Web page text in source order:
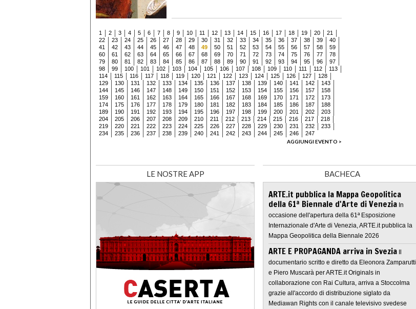
1 2 3 4 5 6 7 8 9 10 11 12 13 14 15 16 17 18 19 20
21
22
23 24 25 26 27 28 29 30 31 32 33 34 35 36 37 38 39
40
41
42 43 44 45 46 47 48 49 50 51 52 53 54 55 56 57 58
59
60
61 62 63 64 65 66 67 68 69 70 71 72 73 74 75 76 77
78
79
80 81 82 83 84 85 86 87 88 89 90 91 92 93 94 95 96
97
98
99 100 101 102 103 104 105 106 107 108 109 110 111 112
113
114
115 116 117 118 119 120 121 122 123 124 125 126 127
128
129
130 131 132 133 134 135 136 137 138 139 140 141 142
143
144
145 146 147 148 149 150 151 152 153 154 155 156 157
158
159
160 161 162 163 164 165 166 167 168 169 170 171 172
173
174
175 176 177 178 179 180 181 182 183 184 185 186 187
188
189
190 191 192 193 194 195 196 197 198 199 200 201 202
203
204
205 206 207 208 209 210 211 212 213 214 215 216 217
218
219
220 221 222 223 224 225 226 227 228 229 230 231 232
233
234
235 236 237 238 239 240 241 242 243 244 245 246
247
AGGIUNGI EVENTO >
LE NOSTRE APP BACHECA
ARTE.it pubblica la Mappa Geopolitica
della 61ª Biennale d'Arte di Venezia In
occasione dell'apertura della 61ª Esposizione
Internazionale d'Arte di Venezia, ARTE.it pubblica la
Mappa Geopolitica della Biennale 2026
ARTE E PROPAGANDA arriva in Svezia Il
documentario scritto e diretto da Eleonora Zamparutti
e Piero Muscarà per ARTE.it Originals in
collaborazione con Rai Cultura, arriva a Stoccolma
grazie all'accordo di distribuzione siglato da
Mediawan Rights con il canale televisivo svedese